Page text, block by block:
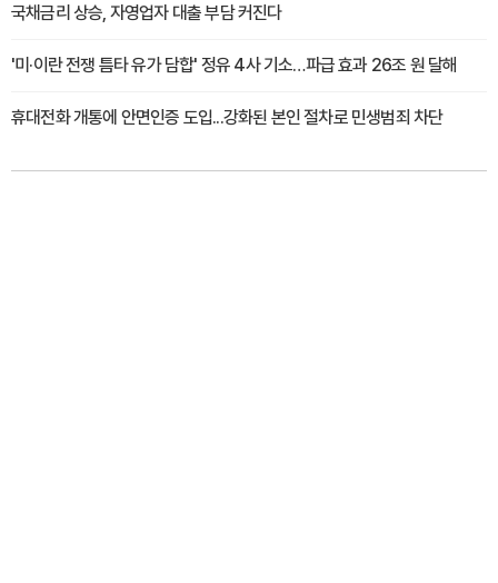
국채금리 상승, 자영업자 대출 부담 커진다
'미·이란 전쟁 틈타 유가 담합' 정유 4사 기소…파급 효과 26조 원 달해
휴대전화 개통에 안면인증 도입...강화된 본인 절차로 민생범죄 차단